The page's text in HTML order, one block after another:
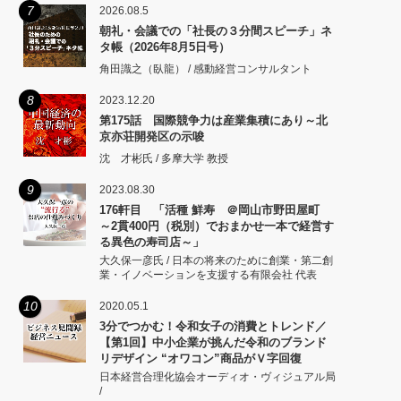
7 2026.08.5
朝礼・会議での「社長の３分間スピーチ」ネ
タ帳（2026年8月5日号）
角田識之（臥龍） / 感動経営コンサルタント
8 2023.12.20
第175話 国際競争力は産業集積にあり～北
京亦荘開発区の示唆
沈 才彬氏 / 多摩大学 教授
9 2023.08.30
176軒目 「活種 鮮寿 ＠岡山市野田屋町
～2貫400円（税別）でおまかせ一本で経営す
る異色の寿司店～」
大久保一彦氏 / 日本の将来のために創業・第二創
業・イノベーションを支援する有限会社 代表
10 2020.05.1
3分でつかむ！令和女子の消費とトレンド／
【第1回】中小企業が挑んだ令和のブランド
リデザイン “オワコン”商品がＶ字回復
日本経営合理化協会オーディオ・ヴィジュアル局
/